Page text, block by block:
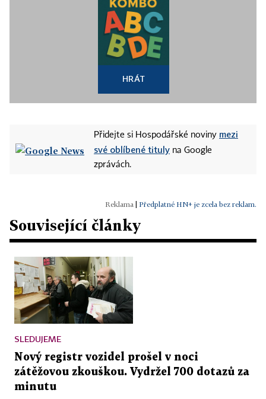
HRÁT
Přidejte si Hospodářské noviny mezi
své oblíbené tituly na Google
zprávách.
Předplatné HN+ je zcela bez reklam.
Související články
SLEDUJEME
Nový registr vozidel prošel v noci
zátěžovou zkouškou. Vydržel 700 dotazů za
minutu